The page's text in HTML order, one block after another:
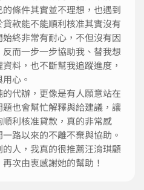
條件其實並不理想，也遇到
款能不能順利核准其實沒有
終非常有耐心，不但沒有因
而一步一步協助我、替我想
料，也不斷幫我追蹤進度，
心。
代辦，更像是有人願意站在
也會幫忙解釋與給建議，讓
利核准貸款，真的非常感
路以來的不離不棄與協助。
人，我真的很推薦汪淯琪顧
次由衷感謝她的幫助！